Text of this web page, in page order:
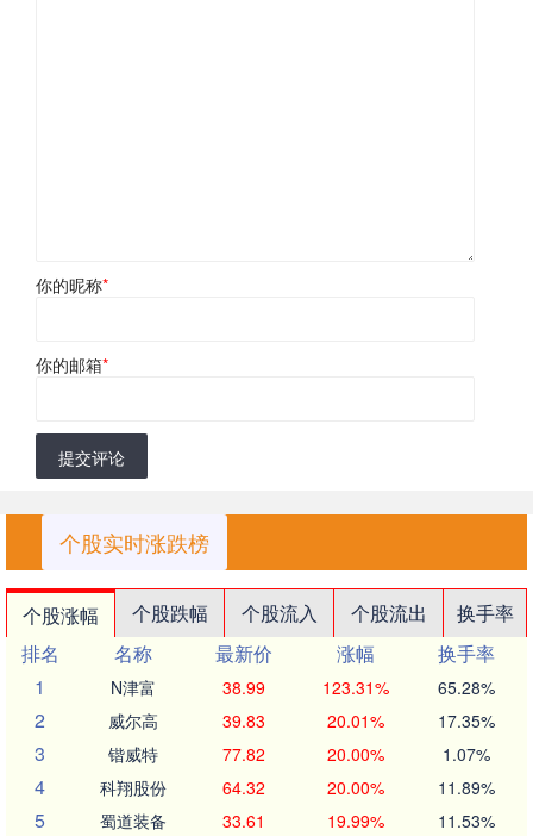
你的昵称*
你的邮箱*
提交评论
个股实时涨跌榜
个股涨幅 个股跌幅 个股流入 个股流出
换手率
排名
名称 最新价 涨幅
换手率
1
N津富 38.99 123.31% 65.28%
2 威尔高 39.83 20.01% 17.35%
3 锴威特 77.82 20.00% 1.07%
4 科翔股份 64.32 20.00% 11.89%
5 蜀道装备 33.61 19.99% 11.53%